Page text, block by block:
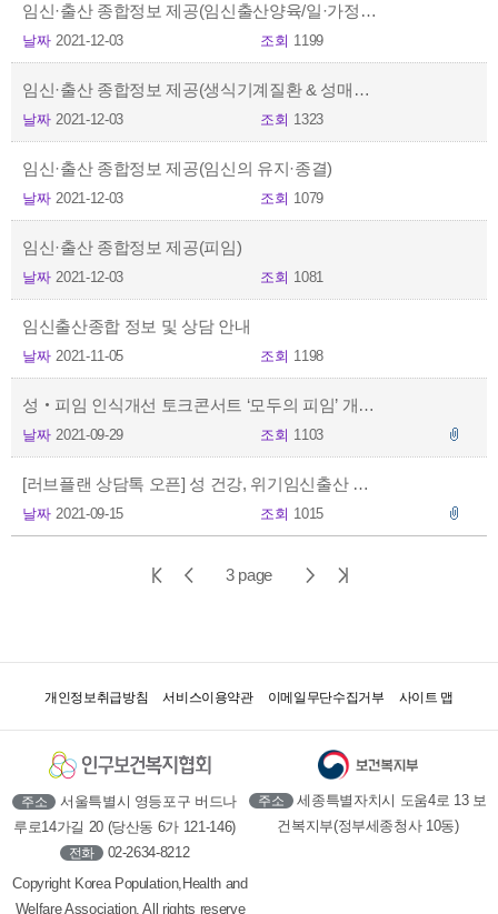
임신·출산 종합정보 제공(임신출산양육/일·가정양립 지원)
날짜 2021-12-03 조회 1199
임신·출산 종합정보 제공(생식기계질환 & 성매개감염병)
날짜 2021-12-03 조회 1323
임신·출산 종합정보 제공(임신의 유지·종결)
날짜 2021-12-03 조회 1079
임신·출산 종합정보 제공(피임)
날짜 2021-12-03 조회 1081
임신출산종합 정보 및 상담 안내
날짜 2021-11-05 조회 1198
성‧피임 인식개선 토크콘서트 ‘모두의 피임’ 개최 (9.24)
날짜 2021-09-29 조회 1103
[러브플랜 상담톡 오픈] 성 건강, 위기임신출산 상담, 러브플랜 카카오톡에서 상담 받으세요.
날짜 2021-09-15 조회 1015
첫
이
지
3 page
다
지
마
이
개인정보취급방침 서비스이용약관 이메일무단수집거부 사이트 맵
주소
서울특별시 영등포구 버드나
루로14가길 20 (당산동 6가 121-146)
전화 02-2634-8212
Copyright Korea Population,Health and
Welfare Association. All rights reserve
주소
세종특별자치시 도움4로 13 보
건복지부(정부세종청사 10동)